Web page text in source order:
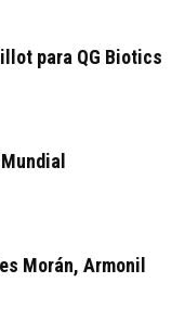
para QG Biotics
Morán, Armonil